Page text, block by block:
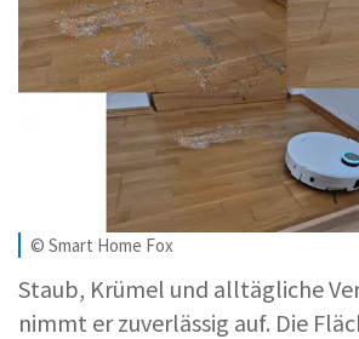
© Smart Home Fox
Staub, Krümel und alltägliche
nimmt er zuverlässig auf. Die